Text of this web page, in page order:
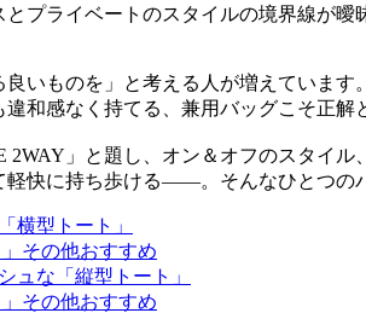
プライベートのスタイルの境界線が
いものを」と考える人が増えていま
和感なく持てる、兼用バッグこそ正解
2WAY」と題し、オン＆オフのスタイ
快に持ち歩ける――。そんなひとつの
横型トート」
その他おすすめ
ュな「縦型トート」
その他おすすめ